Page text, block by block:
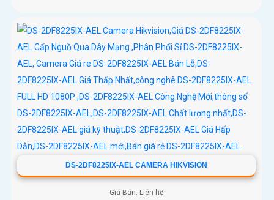
DS-2DF8225IX-AEL CAMERA HIKVISION
Giá Bán: Liên hệ